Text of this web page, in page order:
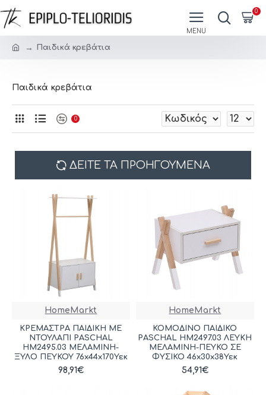
0
Παιδικά κρεβάτια
Παιδικά κρεβάτια
0
ΔΕΊΤΕ ΤΑ ΠΡΟΗΓΟΎΜΕΝΑ
HomeMarkt
ΚΡΕΜΑΣΤΡΑ ΠΑΙΔΙΚH ΜΕ
ΝΤΟΥΛΑΠΙ PASCHAL
HM2495.03 ΜΕΛΑΜΙΝΗ-
ΞΥΛΟ ΠΕΥΚΟΥ 76x44x170Υεκ
98,91€
HomeMarkt
ΚΟΜΟΔΙΝΟ ΠΑΙΔΙΚΟ
PASCHAL HM2497.03 ΛΕΥΚΗ
ΜΕΛΑΜΙΝΗ-ΠΕΥΚΟ ΣΕ
ΦΥΣΙΚΟ 46x30x38Υεκ
54,91€